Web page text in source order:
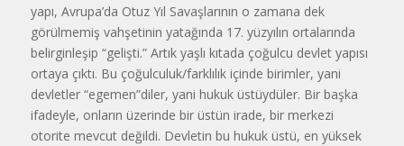
yapı, Avrupa’da Otuz Yıl Savaşlarının o zamana dek
görülmemiş vahşetinin yatağında 17. yüzyılın ortalarında
belirginleşip “gelişti.” Artık yaşlı kıtada çoğulcu devlet yapısı
ortaya çıktı. Bu çoğulculuk/farklılık içinde birimler, yani
devletler “egemen”diler, yani hukuk üstüydüler. Bir başka
ifadeyle, onların üzerinde bir üstün irade, bir merkezi
otorite mevcut değildi. Devletin bu hukuk üstü, en yüksek